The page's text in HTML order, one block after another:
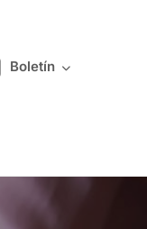
Boletín